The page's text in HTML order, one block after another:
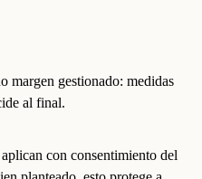
margen gestionado: medidas
al final.
con consentimiento del